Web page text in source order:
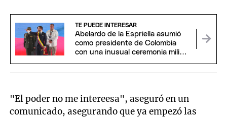
TE PUEDE INTERESAR
Abelardo de la Espriella asumió
como presidente de Colombia
con una inusual ceremonia militar
"El poder no me intereesa", aseguró en un
comunicado, asegurando que ya empezó las